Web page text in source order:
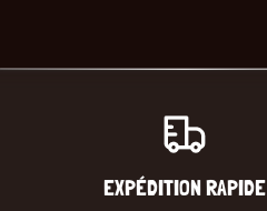
EXPÉDITION RAPIDE